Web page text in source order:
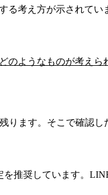
る考え方が示されて
のようなものが考え
ます。そこで確認
推奨しています。